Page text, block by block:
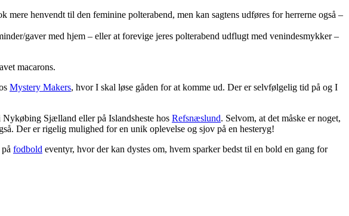
henvendt til den feminine polterabend, men kan sagtens udføres for herrerne også –
gaver med hjem – eller at forevige jeres polterabend udflugt med venindesmykker –
macarons.
Mystery Makers, hvor I skal løse gåden for at komme ud. Der er selvfølgelig tid på og I
Nykøbing Sjælland eller på Islandsheste hos Refsnæslund. Selvom, at det måske er noget,
Der er rigelig mulighed for en unik oplevelse og sjov på en hesteryg!
fodbold eventyr, hvor der kan dystes om, hvem sparker bedst til en bold en gang for